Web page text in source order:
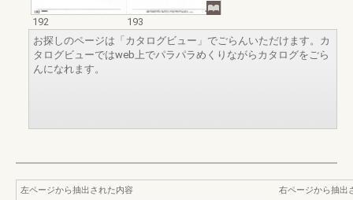
192
193
お探しのページは「カタログビュー」でごらんいただけます。カ
タログビューではweb上でパラパラめくりながらカタログをごら
んになれます。
左ページから抽出された内容
右ページから抽出